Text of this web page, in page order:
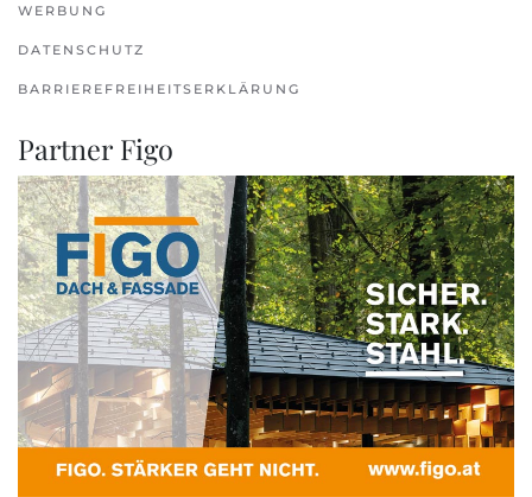
WERBUNG
DATENSCHUTZ
BARRIEREFREIHEITSERKLÄRUNG
Partner Figo